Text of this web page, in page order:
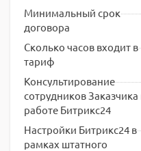
Минимальный срок
договора
Сколько часов входит в
тариф
Консультирование
сотрудников Заказчика
работе Битрикс24
Настройки Битрикс24 в
рамках штатного